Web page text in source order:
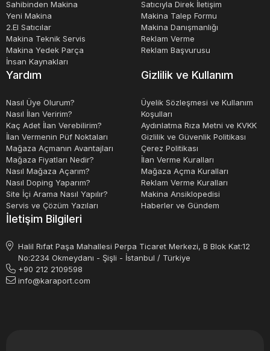
entegrasyonu daha sonradan ilave edilebilir yada
makinanın imalat aşamasında özel opsiyon olarak istenir.
İş mili ve motorunun bağlı bulunduğu konsol , tablanın sol
ve sağında kızaklar üzerinde kayarak hareket eden 2
bulunan motor dönme hareketini sağlar. Kontrol
ünitesinden veya operatör el çarkından gelen ilerleme
miktarı, hız ve konum değerleri, encoderler vasıtasıyla
motora dönme devri adım sayısı olarak dönüştürülür.
Gelen komut motor kaplinine bağlı hareket aktarım organı
olan vidalı mili çevirir. Dönme hareketi elde edilir. Vidalı
mil döndükçe kolonlar yataklar üzerinde istenen hızda
hareket eder ve eksen pozisyonlaması bu şekilde
kısmındada aynı mantık söz konusudur. İki kolon
arasında bulunan vidalı miller ve
Sahibinden Makina
Yeni Makina
2.El Satıcılar
Makina Teknik Servis
Makina Yedek Parça
İnsan Kaynakları
Satıcıyla Direk İletişim
Makina Talep Formu
Makina Danışmanlığı
Reklam Verme
Reklam Başvurusu
Yardım
Nasıl Üye Olurum?
Nasıl İlan Veririm?
Kaç Adet İlan Verebilirim?
İlan Vermenin Püf Noktaları
Mağaza Açmanın Avantajları
Mağaza Fiyatları Nedir?
Nasıl Mağaza Açarım?
Nasıl Doping Yaparım?
Site İçi Arama Nasıl Yapılır?
Servis ve Çözüm Yazıları
Gizlilik ve Kullanım
Üyelik Sözleşmesi ve Kullanım
Koşulları
Aydınlatma Rıza Metni ve KVKK
Gizlilik ve Güvenlik Politikası
Çerez Politikası
İlan Verme Kuralları
Mağaza Açma Kuralları
Reklam Verme Kuralları
Makina Ansiklopedisi
Haberler ve Gündem
İletişim Bilgileri
Halil Rıfat Paşa Mahallesi Perpa Ticaret Merkezi, B Blok Kat:12
No:2234 Okmeydanı - Şişli - İstanbul / Türkiye
+90 212 2109598
info@karaport.com